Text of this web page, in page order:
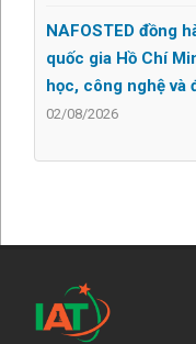
NAFOSTED đồng
quốc gia Hồ Chí
học, công nghệ và
02/08/2026